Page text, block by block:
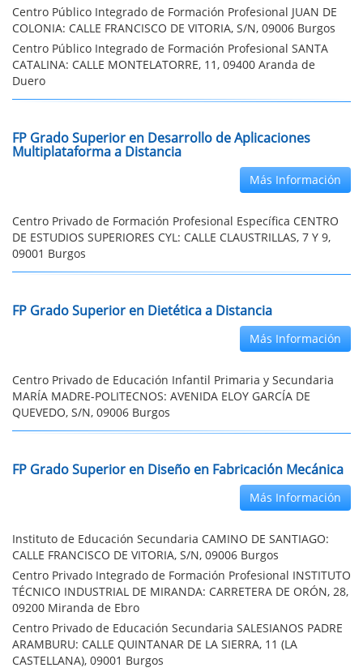
Centro Público Integrado de Formación Profesional JUAN DE
COLONIA: CALLE FRANCISCO DE VITORIA, S/N, 09006 Burgos
Centro Público Integrado de Formación Profesional SANTA
CATALINA: CALLE MONTELATORRE, 11, 09400 Aranda de
Duero
FP Grado Superior en Desarrollo de Aplicaciones
Multiplataforma a Distancia
Más Información
Centro Privado de Formación Profesional Específica CENTRO
DE ESTUDIOS SUPERIORES CYL: CALLE CLAUSTRILLAS, 7 Y 9,
09001 Burgos
FP Grado Superior en Dietética a Distancia
Más Información
Centro Privado de Educación Infantil Primaria y Secundaria
MARÍA MADRE-POLITECNOS: AVENIDA ELOY GARCÍA DE
QUEVEDO, S/N, 09006 Burgos
FP Grado Superior en Diseño en Fabricación Mecánica
Más Información
Instituto de Educación Secundaria CAMINO DE SANTIAGO:
CALLE FRANCISCO DE VITORIA, S/N, 09006 Burgos
Centro Privado Integrado de Formación Profesional INSTITUTO
TÉCNICO INDUSTRIAL DE MIRANDA: CARRETERA DE ORÓN, 28,
09200 Miranda de Ebro
Centro Privado de Educación Secundaria SALESIANOS PADRE
ARAMBURU: CALLE QUINTANAR DE LA SIERRA, 11 (LA
CASTELLANA), 09001 Burgos